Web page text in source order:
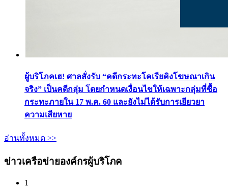
ผู้บริโภคเฮ! ศาลสั่งรับ “คดีกระทะโคเรียคิงโฆษณาเกิน
จริง” เป็นคดีกลุ่ม โดยกำหนดเงื่อนไขให้เฉพาะกลุ่มที่ซื้อ
กระทะภายใน 17 พ.ค. 60 และยังไม่ได้รับการเยียวยา
ความเสียหาย
อ่านทั้งหมด >>
ข่าวเครือข่ายองค์กรผู้บริโภค
1